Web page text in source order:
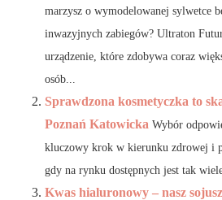
marzysz o wymodelowanej sylwetce
inwazyjnych zabiegów? Ultraton
urządzenie, które zdobywa coraz
osób...
Sprawdzona kosmetyczka to
Poznań Katowicka Wybór
kluczowy krok w kierunku zdrowej i
gdy na rynku dostępnych jest tak
Kwas hialuronowy – nasz